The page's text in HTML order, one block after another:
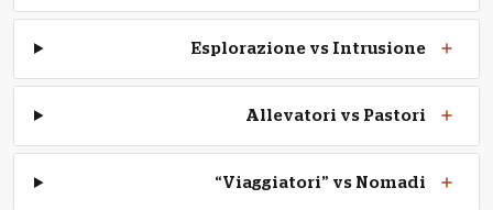
Esplorazione vs Intrusione
Allevatori vs Pastori
“Viaggiatori” vs Nomadi